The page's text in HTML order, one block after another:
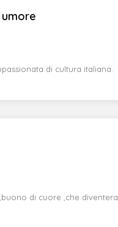
di cultura italiana.
di cuore ,che diventera